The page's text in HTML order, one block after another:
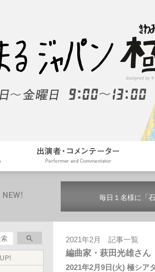
毎日１名様に「
2021年2月 記事一覧
編曲家・萩田光雄さん
2021年2月9日(火) 極シア